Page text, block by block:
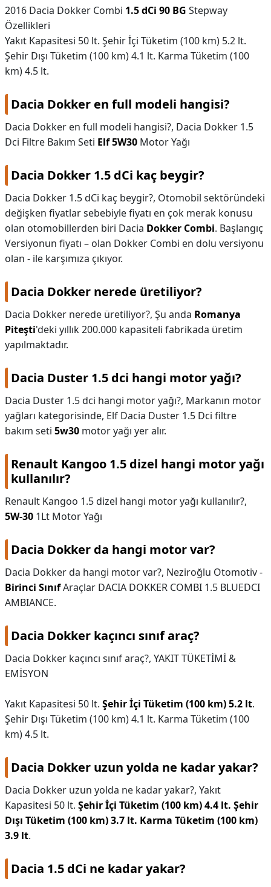
2016 Dacia Dokker Combi 1.5 dCi 90 BG Stepway
Özellikleri
Yakıt Kapasitesi 50 lt. Şehir İçi Tüketim (100 km) 5.2 lt.
Şehir Dışı Tüketim (100 km) 4.1 lt. Karma Tüketim (100
km) 4.5 lt.
Dacia Dokker en full modeli hangisi?
Dacia Dokker en full modeli hangisi?, Dacia Dokker 1.5
Dci Filtre Bakım Seti Elf 5W30 Motor Yağı
Dacia Dokker 1.5 dCi kaç beygir?
Dacia Dokker 1.5 dCi kaç beygir?, Otomobil sektöründeki
değişken fiyatlar sebebiyle fiyatı en çok merak konusu
olan otomobillerden biri Dacia Dokker Combi. Başlangıç
Versiyonun fiyatı – olan Dokker Combi en dolu versiyonu
olan - ile karşımıza çıkıyor.
Dacia Dokker nerede üretiliyor?
Dacia Dokker nerede üretiliyor?, Şu anda Romanya
Piteşti'deki yıllık 200.000 kapasiteli fabrikada üretim
yapılmaktadır.
Dacia Duster 1.5 dci hangi motor yağı?
Dacia Duster 1.5 dci hangi motor yağı?, Markanın motor
yağları kategorisinde, Elf Dacia Duster 1.5 Dci filtre
bakım seti 5w30 motor yağı yer alır.
Renault Kangoo 1.5 dizel hangi motor yağı
kullanılır?
Renault Kangoo 1.5 dizel hangi motor yağı kullanılır?,
5W-30 1Lt Motor Yağı
Dacia Dokker da hangi motor var?
Dacia Dokker da hangi motor var?, Neziroğlu Otomotiv -
Birinci SınıfAraçlar DACIA DOKKER COMBI 1.5 BLUEDCI
AMBIANCE.
Dacia Dokker kaçıncı sınıf araç?
Dacia Dokker kaçıncı sınıf araç?, YAKIT TÜKETİMİ &
EMİSYON
Yakıt Kapasitesi 50 lt. Şehir İçi Tüketim (100 km) 5.2 lt.
Şehir Dışı Tüketim (100 km) 4.1 lt. Karma Tüketim (100
km) 4.5 lt.
Dacia Dokker uzun yolda ne kadar yakar?
Dacia Dokker uzun yolda ne kadar yakar?, Yakıt
Kapasitesi 50 lt. Şehir İçi Tüketim (100 km) 4.4 lt. Şehir
Dışı Tüketim (100 km) 3.7 lt. Karma Tüketim (100 km)
3.9 lt.
Dacia 1.5 dCi ne kadar yakar?